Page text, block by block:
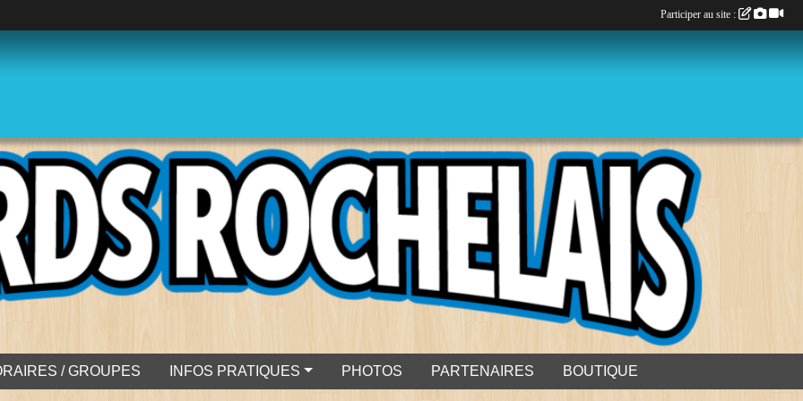
/ GROUPES INFOS PRATIQUES PHOTOS PARTENAIRES BOUTIQUE
Participer au site :